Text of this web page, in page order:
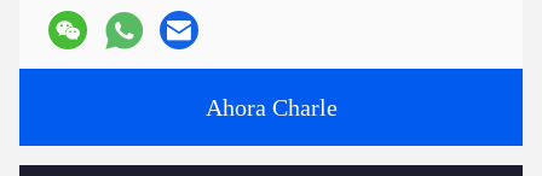
Ahora Charle